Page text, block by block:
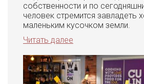
собственности и по
человек стремится завладеть
маленьким кусочком земли.
Читать далее